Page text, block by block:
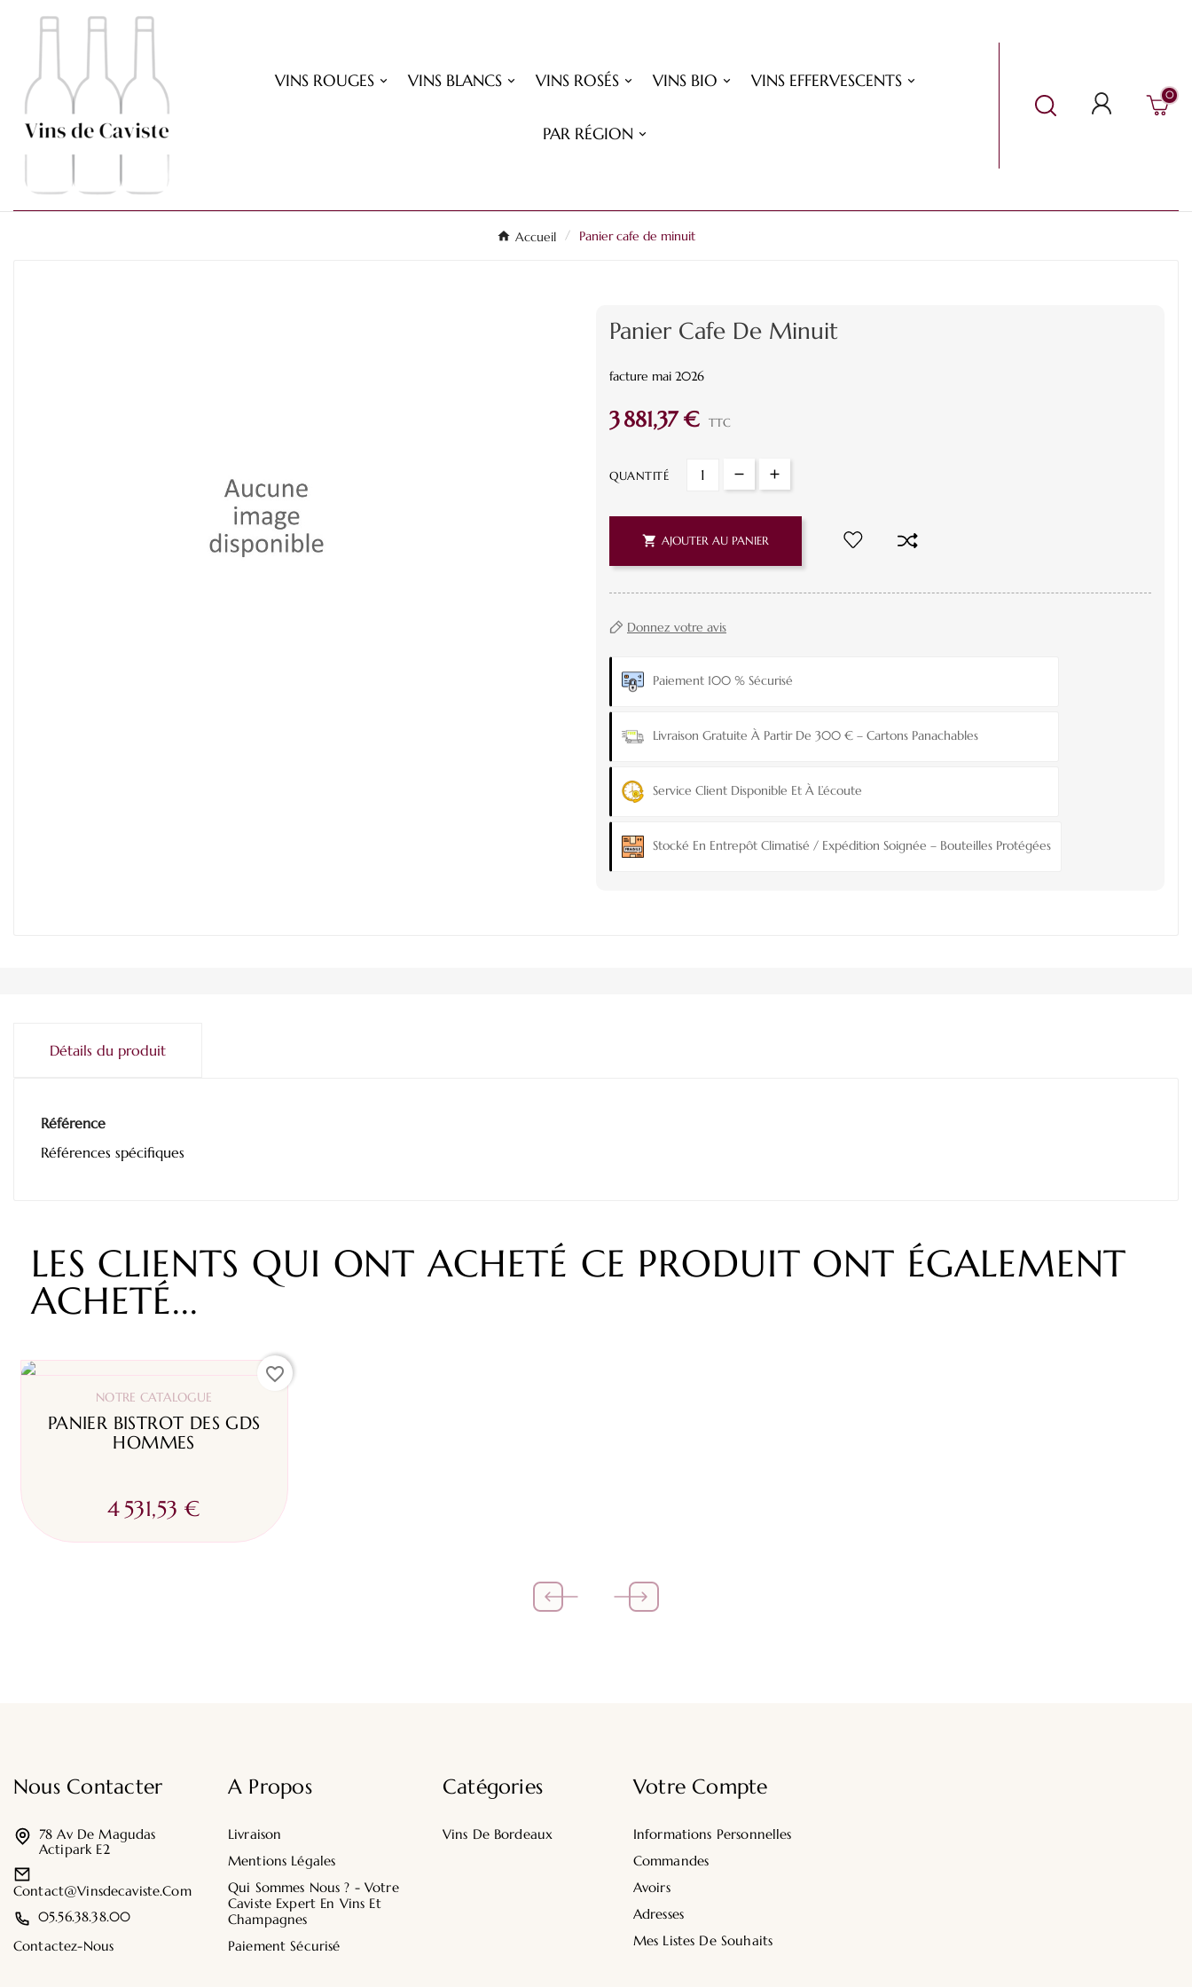
VINS ROUGES VINS BLANCS VINS ROSÉS VINS BIO VINS EFFERVESCENTS
PAR RÉGION
0
Accueil Panier cafe de minuit
Panier Cafe De Minuit
facture mai 2026
3 881,37 € TTC
QUANTITÉ
 AJOUTER AU PANIER
Donnez votre avis
Paiement 100 % Sécurisé
Livraison Gratuite À Partir De 300 € – Cartons Panachables
Service Client Disponible Et À L’écoute
Stocké En Entrepôt Climatisé / Expédition Soignée – Bouteilles Protégées
Détails du produit
Référence
Références spécifiques
LES CLIENTS QUI ONT ACHETÉ CE PRODUIT ONT ÉGALEMENT
ACHETÉ...
NOTRE CATALOGUE
PANIER BISTROT DES GDS
HOMMES
4 531,53 €
favorite_border
Nous Contacter
78 Av De Magudas
Actipark E2
Contact@vinsdecaviste.com
05.56.38.38.00
Contactez-Nous
A Propos
Livraison
Mentions Légales
Qui Sommes Nous ? - Votre
Caviste Expert En Vins Et
Champagnes
Paiement Sécurisé
Catégories
Vins De Bordeaux
Votre Compte
Informations Personnelles
Commandes
Avoirs
Adresses
Mes Listes De Souhaits